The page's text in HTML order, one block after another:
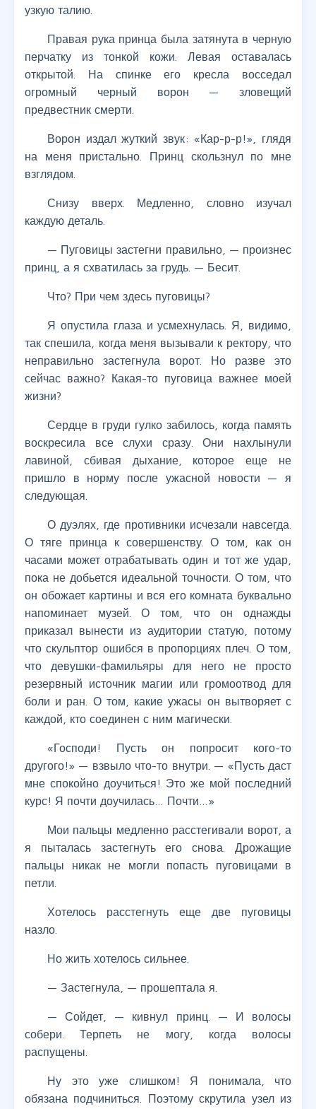
узкую талию.
Правая рука принца была затянута в черную
перчатку из тонкой кожи. Левая оставалась
открытой. На спинке его кресла восседал
огромный черный ворон — зловещий
предвестник смерти.
Ворон издал жуткий звук: «Кар-р-р!», глядя
на меня пристально. Принц скользнул по мне
взглядом.
Снизу вверх. Медленно, словно изучал
каждую деталь.
— Пуговицы застегни правильно, — произнес
принц, а я схватилась за грудь. — Бесит.
Что? При чем здесь пуговицы?
Я опустила глаза и усмехнулась. Я, видимо,
так спешила, когда меня вызывали к ректору, что
неправильно застегнула ворот. Но разве это
сейчас важно? Какая-то пуговица важнее моей
жизни?
Сердце в груди гулко забилось, когда память
воскресила все слухи сразу. Они нахлынули
лавиной, сбивая дыхание, которое еще не
пришло в норму после ужасной новости — я
следующая.
О дуэлях, где противники исчезали навсегда.
О тяге принца к совершенству. О том, как он
часами может отрабатывать один и тот же удар,
пока не добьется идеальной точности. О том, что
он обожает картины и вся его комната буквально
напоминает музей. О том, что он однажды
приказал вынести из аудитории статую, потому
что скульптор ошибся в пропорциях плеч. О том,
что девушки-фамильяры для него не просто
резервный источник магии или громоотвод для
боли и ран. О том, какие ужасы он вытворяет с
каждой, кто соединен с ним магически.
«Господи! Пусть он попросит кого-то
другого!» — взвыло что-то внутри. — «Пусть даст
мне спокойно доучиться! Это же мой последний
курс! Я почти доучилась… Почти…»
Мои пальцы медленно расстегивали ворот, а
я пыталась застегнуть его снова. Дрожащие
пальцы никак не могли попасть пуговицами в
петли.
Хотелось расстегнуть еще две пуговицы
назло.
Но жить хотелось сильнее.
— Застегнула, — прошептала я.
— Сойдет, — кивнул принц. — И волосы
собери. Терпеть не могу, когда волосы
распущены.
Ну это уже слишком! Я понимала, что
обязана подчиниться. Поэтому скрутила узел из